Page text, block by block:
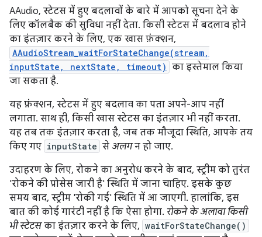
AAudio, स्टेटस में हुए बदलावों के बारे में आपको सूचना देने के
लिए कॉलबैक की सुविधा नहीं देता. किसी स्टेटस में बदलाव होने
का इंतज़ार करने के लिए, एक खास फ़ंक्शन,
AAudioStream_waitForStateChange(stream,
inputState, nextState, timeout) का इस्तेमाल किया
जा सकता है.
यह फ़ंक्शन, स्टेटस में हुए बदलाव का पता अपने-आप नहीं
लगाता. साथ ही, किसी खास स्टेटस का इंतज़ार भी नहीं करता.
यह तब तक इंतज़ार करता है, जब तक मौजूदा स्थिति, आपके तय
किए गए inputState से अलगन हो जाए.
उदाहरण के लिए, रोकने का अनुरोध करने के बाद, स्ट्रीम को तुरंत
'रोकने की प्रोसेस जारी है' स्थिति में जाना चाहिए. इसके कुछ
समय बाद, स्ट्रीम 'रोकी गई' स्थिति में आ जाएगी. हालांकि, इस
बात की कोई गारंटी नहीं है कि ऐसा होगा. रोकने के अलावा किसी
भी स्टेटसका इंतज़ार करने के लिए, waitForStateChange()